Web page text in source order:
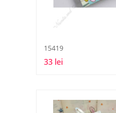
15419
33 lei